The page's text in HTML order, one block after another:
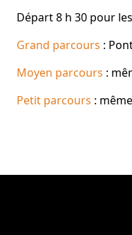
Départ 8 h 30 pour
Grand parcours :
Moyen parcours :
Petit parcours :